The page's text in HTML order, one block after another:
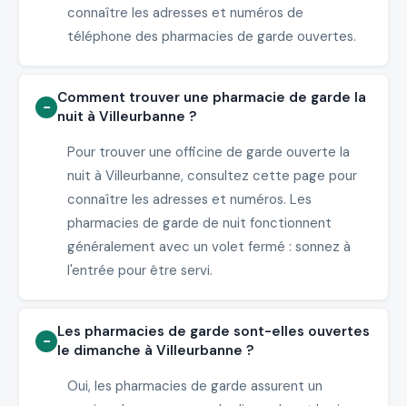
connaître les adresses et numéros de
téléphone des pharmacies de garde ouvertes.
Comment trouver une pharmacie de garde la
nuit à Villeurbanne ?
Pour trouver une officine de garde ouverte la
nuit à Villeurbanne, consultez cette page pour
connaître les adresses et numéros. Les
pharmacies de garde de nuit fonctionnent
généralement avec un volet fermé : sonnez à
l'entrée pour être servi.
Les pharmacies de garde sont-elles ouvertes
le dimanche à Villeurbanne ?
Oui, les pharmacies de garde assurent un